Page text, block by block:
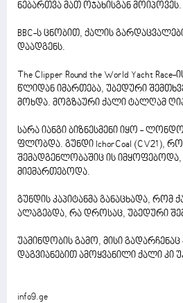
ნებართვა მათ ოჯახისგან მოიპოვეს.
BBC-ს ცნობით, ქალის
დაადგენს.
The Clipper Round the World Yacht
წლიდან იმართება, უბედური
მოხდა. მოგზაური ქალი ტალღამ
სარა იანგი ბიზნესმენი იყო -
ფლობდა. გუნდი IchorCoal (CV21),
შემადგენლობაშიც ის იმყოფებოდა,
მიემართებოდა.
გუნდის კაპიტანმა განაცხადა, რომ
ალაგებდა, რა დროსაც, უბედური
უამინდობის გამო, მისი
დაგვიანებით ამოყვანილი ქალი კი
info9.ge